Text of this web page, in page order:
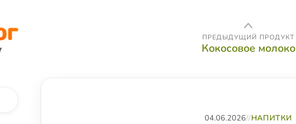
ПРЕДЫДУЩИЙ ПРОДУКТ
Кокосовое молоко
04.06.2026//НАПИТКИ